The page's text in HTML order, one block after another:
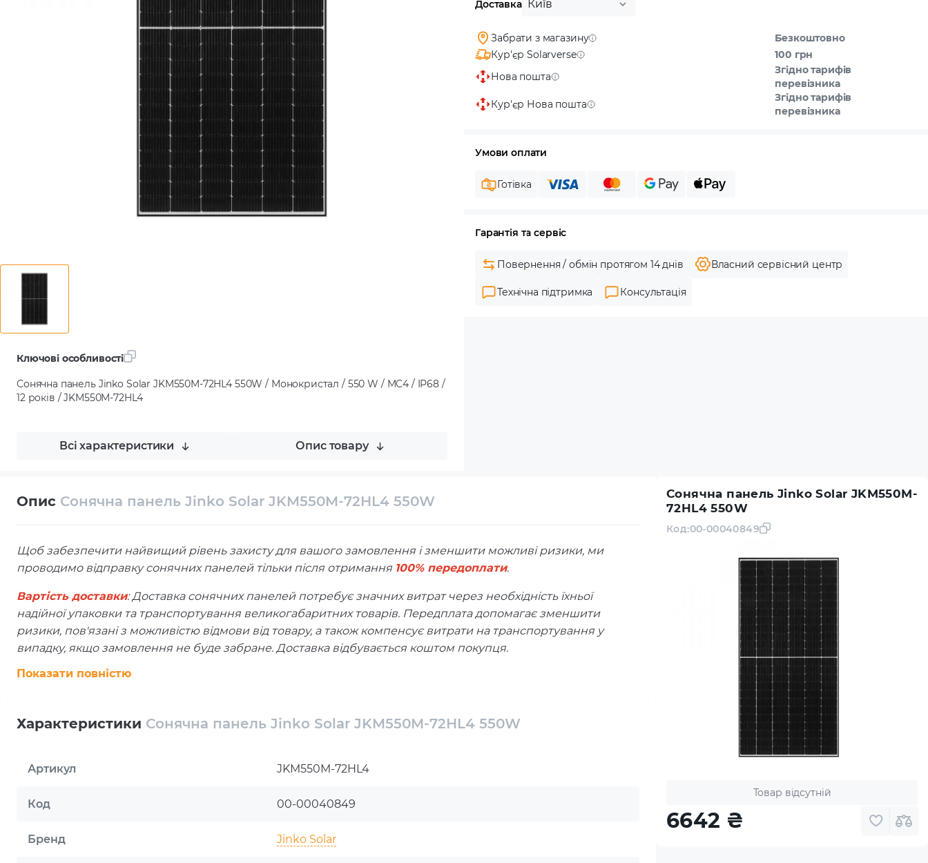
Ключові особливості
Сонячна панель Jinko Solar JKM550M-72HL4 550W / Монокристал / 550 W / MC4 / IP68 /
12 років / JKM550M-72HL4
Всі характеристики Опис товару
Доставка Київ
Забрати з магазину
Безкоштовно
Кур'єр Solarverse
100 грн
Нова пошта
Згідно тарифів
перевізника
Кур'єр Нова пошта
Згідно тарифів
перевізника
Умови оплати
Готівка
Гарантія та сервіс
Повернення / обмін протягом 14 днів Власний сервісний центр
Технічна підтримка Консультація
Опис Сонячна панель Jinko Solar JKM550M-72HL4 550W
Щоб забезпечити найвищий рівень захисту для вашого замовлення і зменшити можливі ризики, ми
проводимо відправку сонячних панелей тільки після отримання 100% передоплати.
Вартість доставки: Доставка сонячних панелей потребує значних витрат через необхідність їхньої
надійної упаковки та транспортування великогабаритних товарів. Передплата допомагає зменшити
ризики, пов'язані з можливістю відмови від товару, а також компенсує витрати на транспортування у
випадку, якщо замовлення не буде забране. Доставка відбувається коштом покупця.
Страхування: Кожна посилка застрахована на 100%, що нівелює фінансові ризики. Якщо панель буде
Сонячна панель Jinko Solar JKM550M-72HL4 550W є апогею інноваційних технологій у галузі
передові розробки, високу надійність і довговічність. Важливо, що пристрій побудований на основі
Панель розділена на верхню та нижню частини, кожна з яких обладнана 72-ма половинними
Показати повністю
Характеристики Сонячна панель Jinko Solar JKM550M-72HL4 550W
Артикул JKM550M-72HL4
Код 00-00040849
Бренд Jinko Solar
Сонячна панель Jinko Solar JKM550M-
72HL4 550W
Код:00-00040849
Товар відсутній
6642 ₴